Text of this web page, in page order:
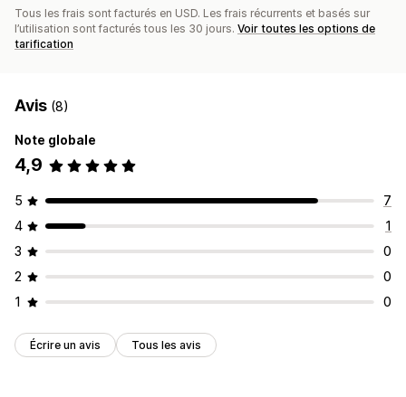
Tous les frais sont facturés en USD. Les frais récurrents et basés sur
l’utilisation sont facturés tous les 30 jours. Voir toutes les options de
tarification
Avis (8)
Note globale
4,9
5
7
4
1
3
0
2
0
1
0
Écrire un avis Tous les avis